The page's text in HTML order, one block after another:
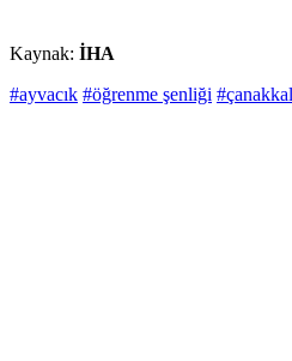
Kaynak: İHA
#ayvacık #öğrenme şenliği